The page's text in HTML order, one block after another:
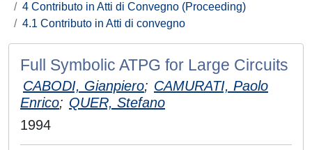
4 Contributo in Atti di Convegno (Proceeding)
4.1 Contributo in Atti di convegno
Full Symbolic ATPG for Large Circuits
CABODI, Gianpiero; CAMURATI, Paolo
Enrico; QUER, Stefano
1994